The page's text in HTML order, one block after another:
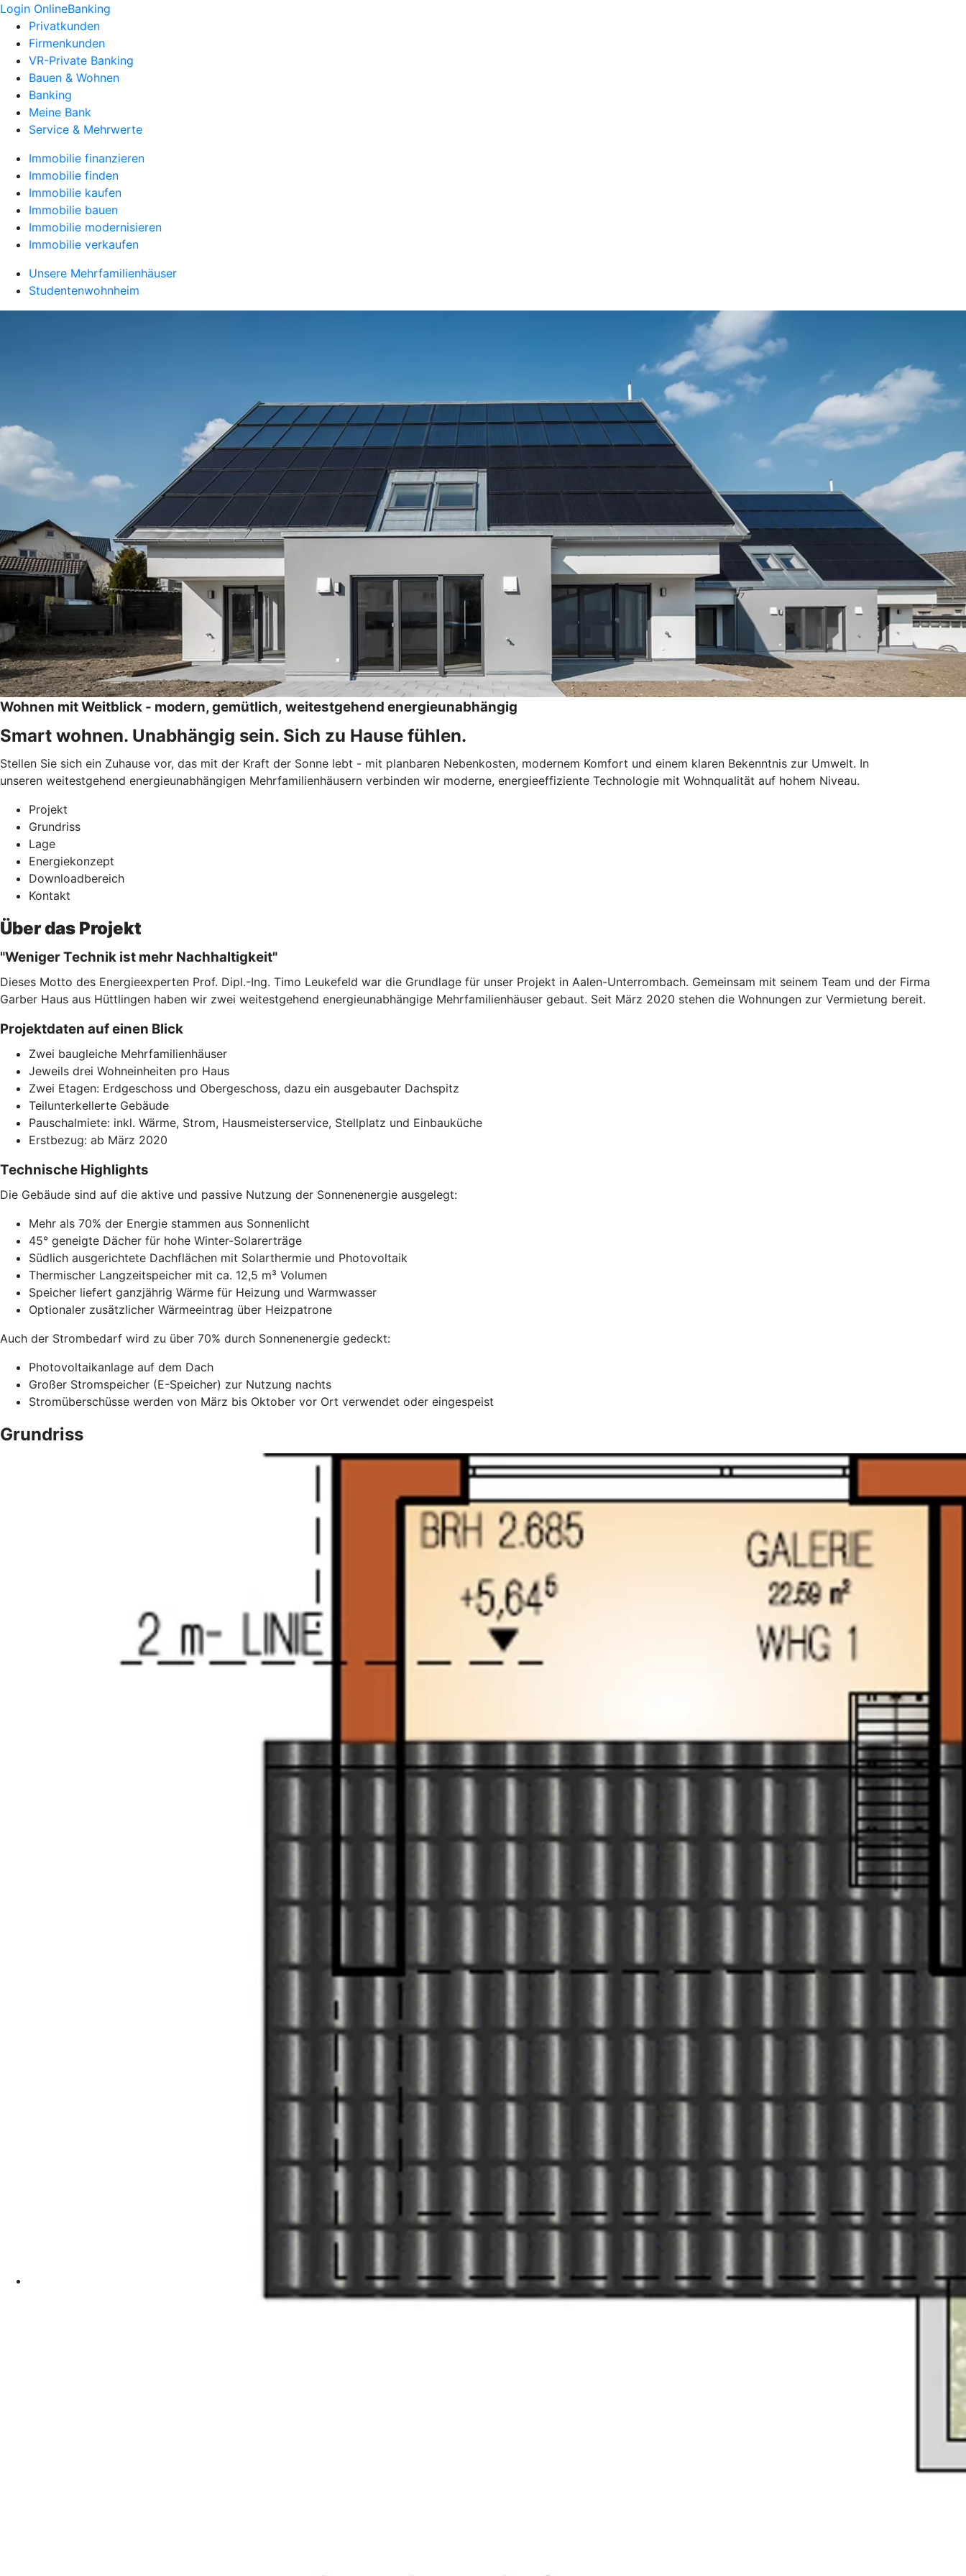
Login OnlineBanking
Privatkunden
Firmenkunden
VR-Private Banking
Bauen & Wohnen
Banking
Meine Bank
Service & Mehrwerte
Immobilie finanzieren
Immobilie finden
Immobilie kaufen
Immobilie bauen
Immobilie modernisieren
Immobilie verkaufen
Unsere Mehrfamilienhäuser
Studentenwohnheim
Wohnen mit Weitblick - modern, gemütlich, weitestgehend energieunabhängig
Smart wohnen. Unabhängig sein. Sich zu Hause fühlen.
Stellen Sie sich ein Zuhause vor, das mit der Kraft der Sonne lebt - mit planbaren Nebenkosten, modernem Komfort und einem klaren Bekenntnis zur Umwelt. In
unseren weitestgehend energieunabhängigen Mehrfamilienhäusern verbinden wir moderne, energieeffiziente Technologie mit Wohnqualität auf hohem Niveau.
Projekt
Grundriss
Lage
Energiekonzept
Downloadbereich
Kontakt
Über das Projekt
"Weniger Technik ist mehr Nachhaltigkeit"
Dieses Motto des Energieexperten Prof. Dipl.-Ing. Timo Leukefeld war die Grundlage für unser Projekt in Aalen-Unterrombach. Gemeinsam mit seinem Team und der Firma
Garber Haus aus Hüttlingen haben wir zwei weitestgehend energieunabhängige Mehrfamilienhäuser gebaut. Seit März 2020 stehen die Wohnungen zur Vermietung bereit.
Projektdaten auf einen Blick
Zwei baugleiche Mehrfamilienhäuser
Jeweils drei Wohneinheiten pro Haus
Zwei Etagen: Erdgeschoss und Obergeschoss, dazu ein ausgebauter Dachspitz
Teilunterkellerte Gebäude
Pauschalmiete: inkl. Wärme, Strom, Hausmeisterservice, Stellplatz und Einbauküche
Erstbezug: ab März 2020
Technische Highlights
Die Gebäude sind auf die aktive und passive Nutzung der Sonnenenergie ausgelegt:
Mehr als 70% der Energie stammen aus Sonnenlicht
45° geneigte Dächer für hohe Winter-Solarerträge
Südlich ausgerichtete Dachflächen mit Solarthermie und Photovoltaik
Thermischer Langzeitspeicher mit ca. 12,5 m³ Volumen
Speicher liefert ganzjährig Wärme für Heizung und Warmwasser
Optionaler zusätzlicher Wärmeeintrag über Heizpatrone
Auch der Strombedarf wird zu über 70% durch Sonnenenergie gedeckt:
Photovoltaikanlage auf dem Dach
Großer Stromspeicher (E-Speicher) zur Nutzung nachts
Stromüberschüsse werden von März bis Oktober vor Ort verwendet oder eingespeist
Grundriss